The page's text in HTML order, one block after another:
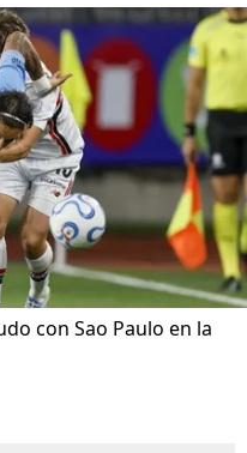
con Sao Paulo en la